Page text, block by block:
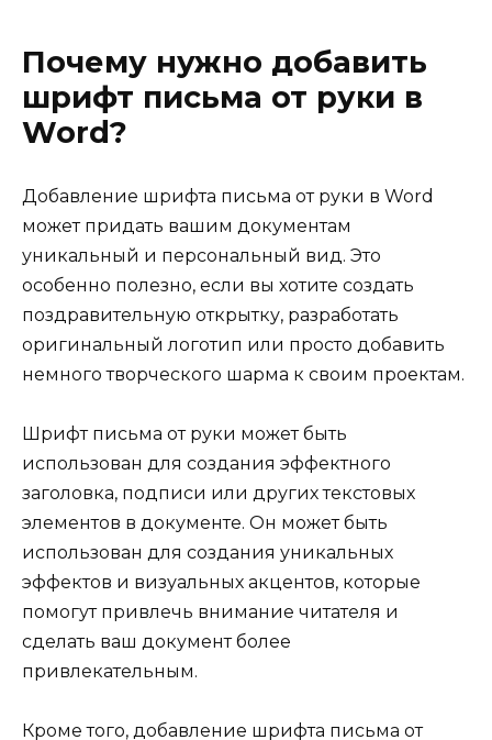
Почему нужно добавить
шрифт письма от руки в
Word?
Добавление шрифта письма от руки в Word
может придать вашим документам
уникальный и персональный вид. Это
особенно полезно, если вы хотите создать
поздравительную открытку, разработать
оригинальный логотип или просто добавить
немного творческого шарма к своим проектам.
Шрифт письма от руки может быть
использован для создания эффектного
заголовка, подписи или других текстовых
элементов в документе. Он может быть
использован для создания уникальных
эффектов и визуальных акцентов, которые
помогут привлечь внимание читателя и
сделать ваш документ более
привлекательным.
Кроме того, добавление шрифта письма от